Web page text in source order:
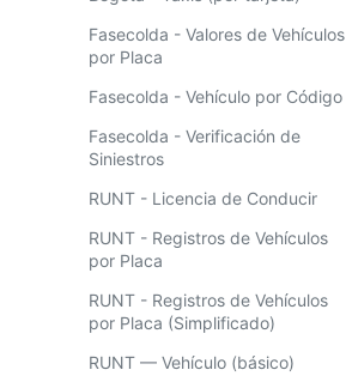
Fasecolda - Valores de Vehículos
por Placa
Fasecolda - Vehículo por Código
Fasecolda - Verificación de
Siniestros
RUNT - Licencia de Conducir
RUNT - Registros de Vehículos
por Placa
RUNT - Registros de Vehículos
por Placa (Simplificado)
RUNT — Vehículo (básico)